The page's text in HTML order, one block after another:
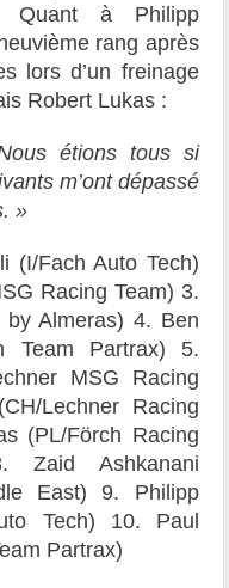
à Philipp
rang après
lors d’un freinage
Robert Lukas :
étions tous si
m’ont dépassé
»
(I/Fach Auto Tech)
Racing Team) 3.
by Almeras) 4. Ben
Team Partrax) 5.
MSG Racing
Lechner Racing
(PL/Förch Racing
Zaid Ashkanani
East) 9. Philipp
Tech) 10. Paul
Partrax)